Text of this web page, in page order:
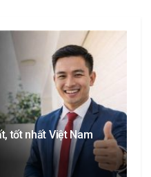
tốt nhất Việt Nam